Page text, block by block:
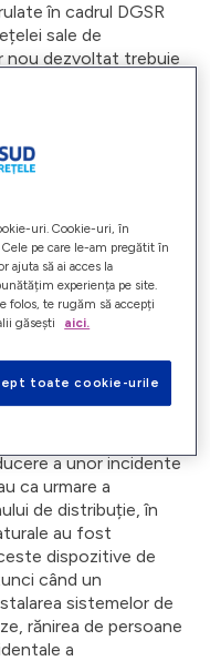
în cadrul DGSR
sale de
nou dezvoltat trebuie
bazată pe
speciale în
mare,
poate produce
intervenția
în alimentare,
a
a unor incidente
ca urmare a
de distribuție, în
au fost
dispozitive de
când un
sistemelor de
rănirea de persoane
a
uri. Cookie-uri, în
pe care le-am pregătit în
ajuta să ai acces la
experiența pe site.
folos, te rugăm să accepți
găsești
aici.
toate cookie-urile